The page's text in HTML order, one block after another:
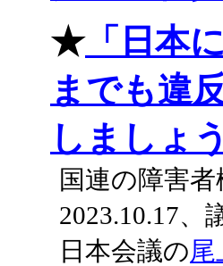
★「日本
までも違
しましょう
国連の障害
2023.10.17
日本会議の